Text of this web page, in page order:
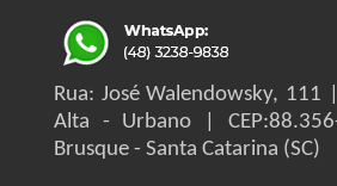
Rua: José Walendowsky, 111
Alta - Urbano |
Brusque - Santa Catarina (SC)